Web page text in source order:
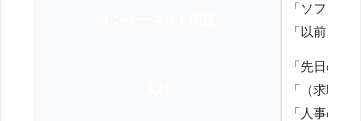
「ソフト
「以前、
「先日の
「（求職
「人事の方